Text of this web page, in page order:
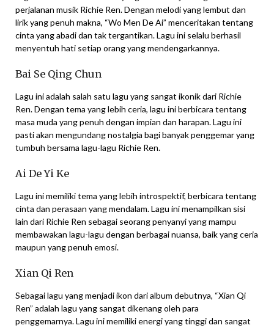
perjalanan musik Richie Ren. Dengan melodi yang lembut dan
lirik yang penuh makna, “Wo Men De Ai” menceritakan tentang
cinta yang abadi dan tak tergantikan. Lagu ini selalu berhasil
menyentuh hati setiap orang yang mendengarkannya.
Bai Se Qing Chun
Lagu ini adalah salah satu lagu yang sangat ikonik dari Richie
Ren. Dengan tema yang lebih ceria, lagu ini berbicara tentang
masa muda yang penuh dengan impian dan harapan. Lagu ini
pasti akan mengundang nostalgia bagi banyak penggemar yang
tumbuh bersama lagu-lagu Richie Ren.
Ai De Yi Ke
Lagu ini memiliki tema yang lebih introspektif, berbicara tentang
cinta dan perasaan yang mendalam. Lagu ini menampilkan sisi
lain dari Richie Ren sebagai seorang penyanyi yang mampu
membawakan lagu-lagu dengan berbagai nuansa, baik yang ceria
maupun yang penuh emosi.
Xian Qi Ren
Sebagai lagu yang menjadi ikon dari album debutnya, “Xian Qi
Ren” adalah lagu yang sangat dikenang oleh para
penggemarnya. Lagu ini memiliki energi yang tinggi dan sangat